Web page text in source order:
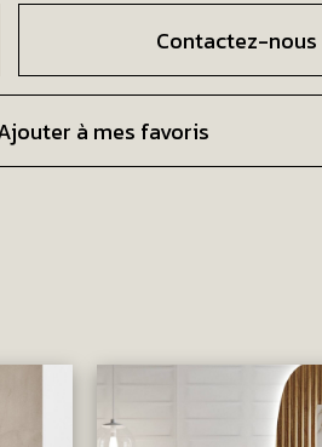
Contactez-nous
à mes favoris